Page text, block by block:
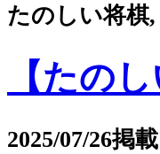
たのしい将棋
【たの
2025/07/26掲載